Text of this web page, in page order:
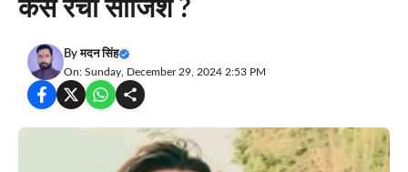
कैसे रची साजिश ?
Byमदन सिंह
On: Sunday, December 29, 2024 2:53 PM